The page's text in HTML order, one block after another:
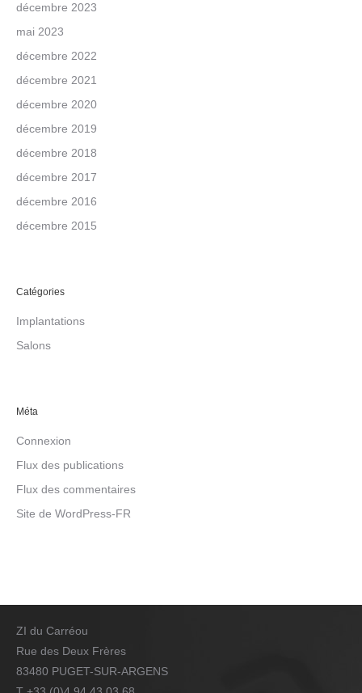
décembre 2023
mai 2023
décembre 2022
décembre 2021
décembre 2020
décembre 2019
décembre 2018
décembre 2017
décembre 2016
décembre 2015
Catégories
Implantations
Salons
Méta
Connexion
Flux des publications
Flux des commentaires
Site de WordPress-FR
ZI du Carréou
Rue des Deux Frères
83480 PUGET-SUR-ARGENS